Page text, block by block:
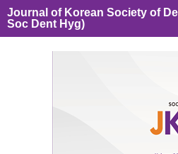
Journal of Korean Society of
Soc Dent Hyg)